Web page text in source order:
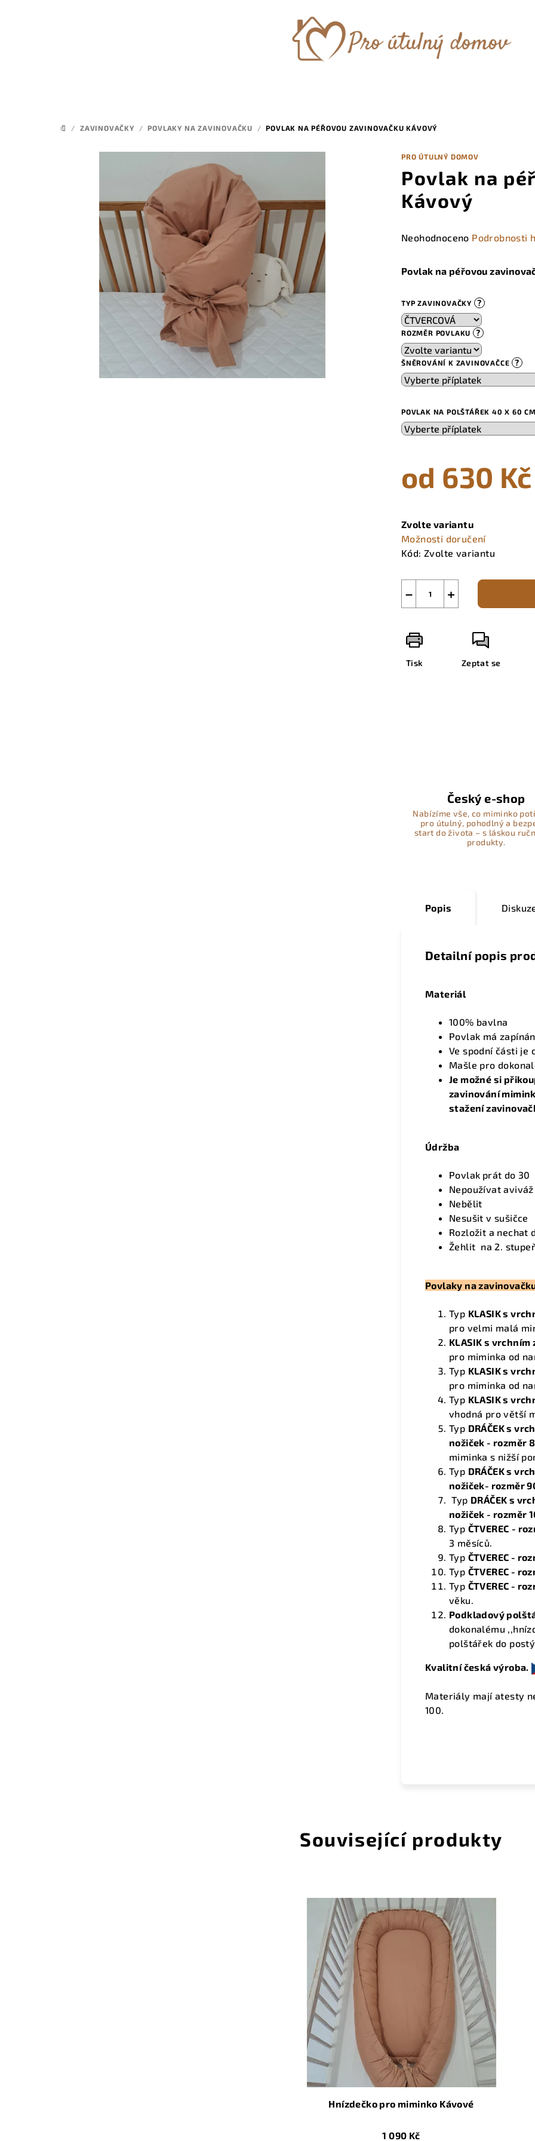
DOMŮ
/ ZAVINOVAČKY / POVLAKY NA ZAVINOVAČKU / POVLAK NA PÉŘOVOU ZAVINOVAČKU KÁVOVÝ
PRO ÚTULNÝ DOMOV
Povlak na
Kávový
Průměrné
produktu
z
5
hvězdiček.
Neohodnoceno Podrobnosti
Povlak na péřovou
TYP ZAVINOVAČKY ?
ROZMĚR POVLAKU ?
ŠNĚROVÁNÍ K ZAVINOVAČCE ?
POVLAK NA POLŠTÁŘEK 40 X 60 CM
od 630 Kč
cena:
Zvolte variantu
Možnosti doručení
Kód: Zvolte variantu
+
−
Tisk Zeptat se
Český e-shop
Nabízíme vše, co miminko
pro útulný, pohodlný a
start do života – s láskou
produkty.
Popis
Detailní popis
Materiál
100% bavlna
Povlak má
Ve spodní části je
Mašle pro
Je možné si
zavinování
stažení
Údržba
Povlak prát do 30
Nepoužívat aviváž
Nebělit
Nesušit v sušičce
Rozložit a nechat
Žehlit na 2. stupeň
Povlaky na
Typ KLASIK s
pro velmi malá
KLASIK s
pro miminka od
Typ KLASIK s
pro miminka od
Typ KLASIK s
vhodná pro větší
Typ DRÁČEK s
nožiček - rozměr
miminka s nižší
Typ DRÁČEK s
nožiček- rozměr
Typ DRÁČEK s
nožiček - rozměr
Typ ČTVEREC -
3 měsíců.
Typ ČTVEREC -
Typ ČTVEREC -
Typ ČTVEREC -
věku.
Podkladový
dokonalému
polštářek do
Kvalitní česká výroba.
Materiály mají atesty
100.
Související produkty
Hnízdečko pro miminko Kávové
1 090 Kč